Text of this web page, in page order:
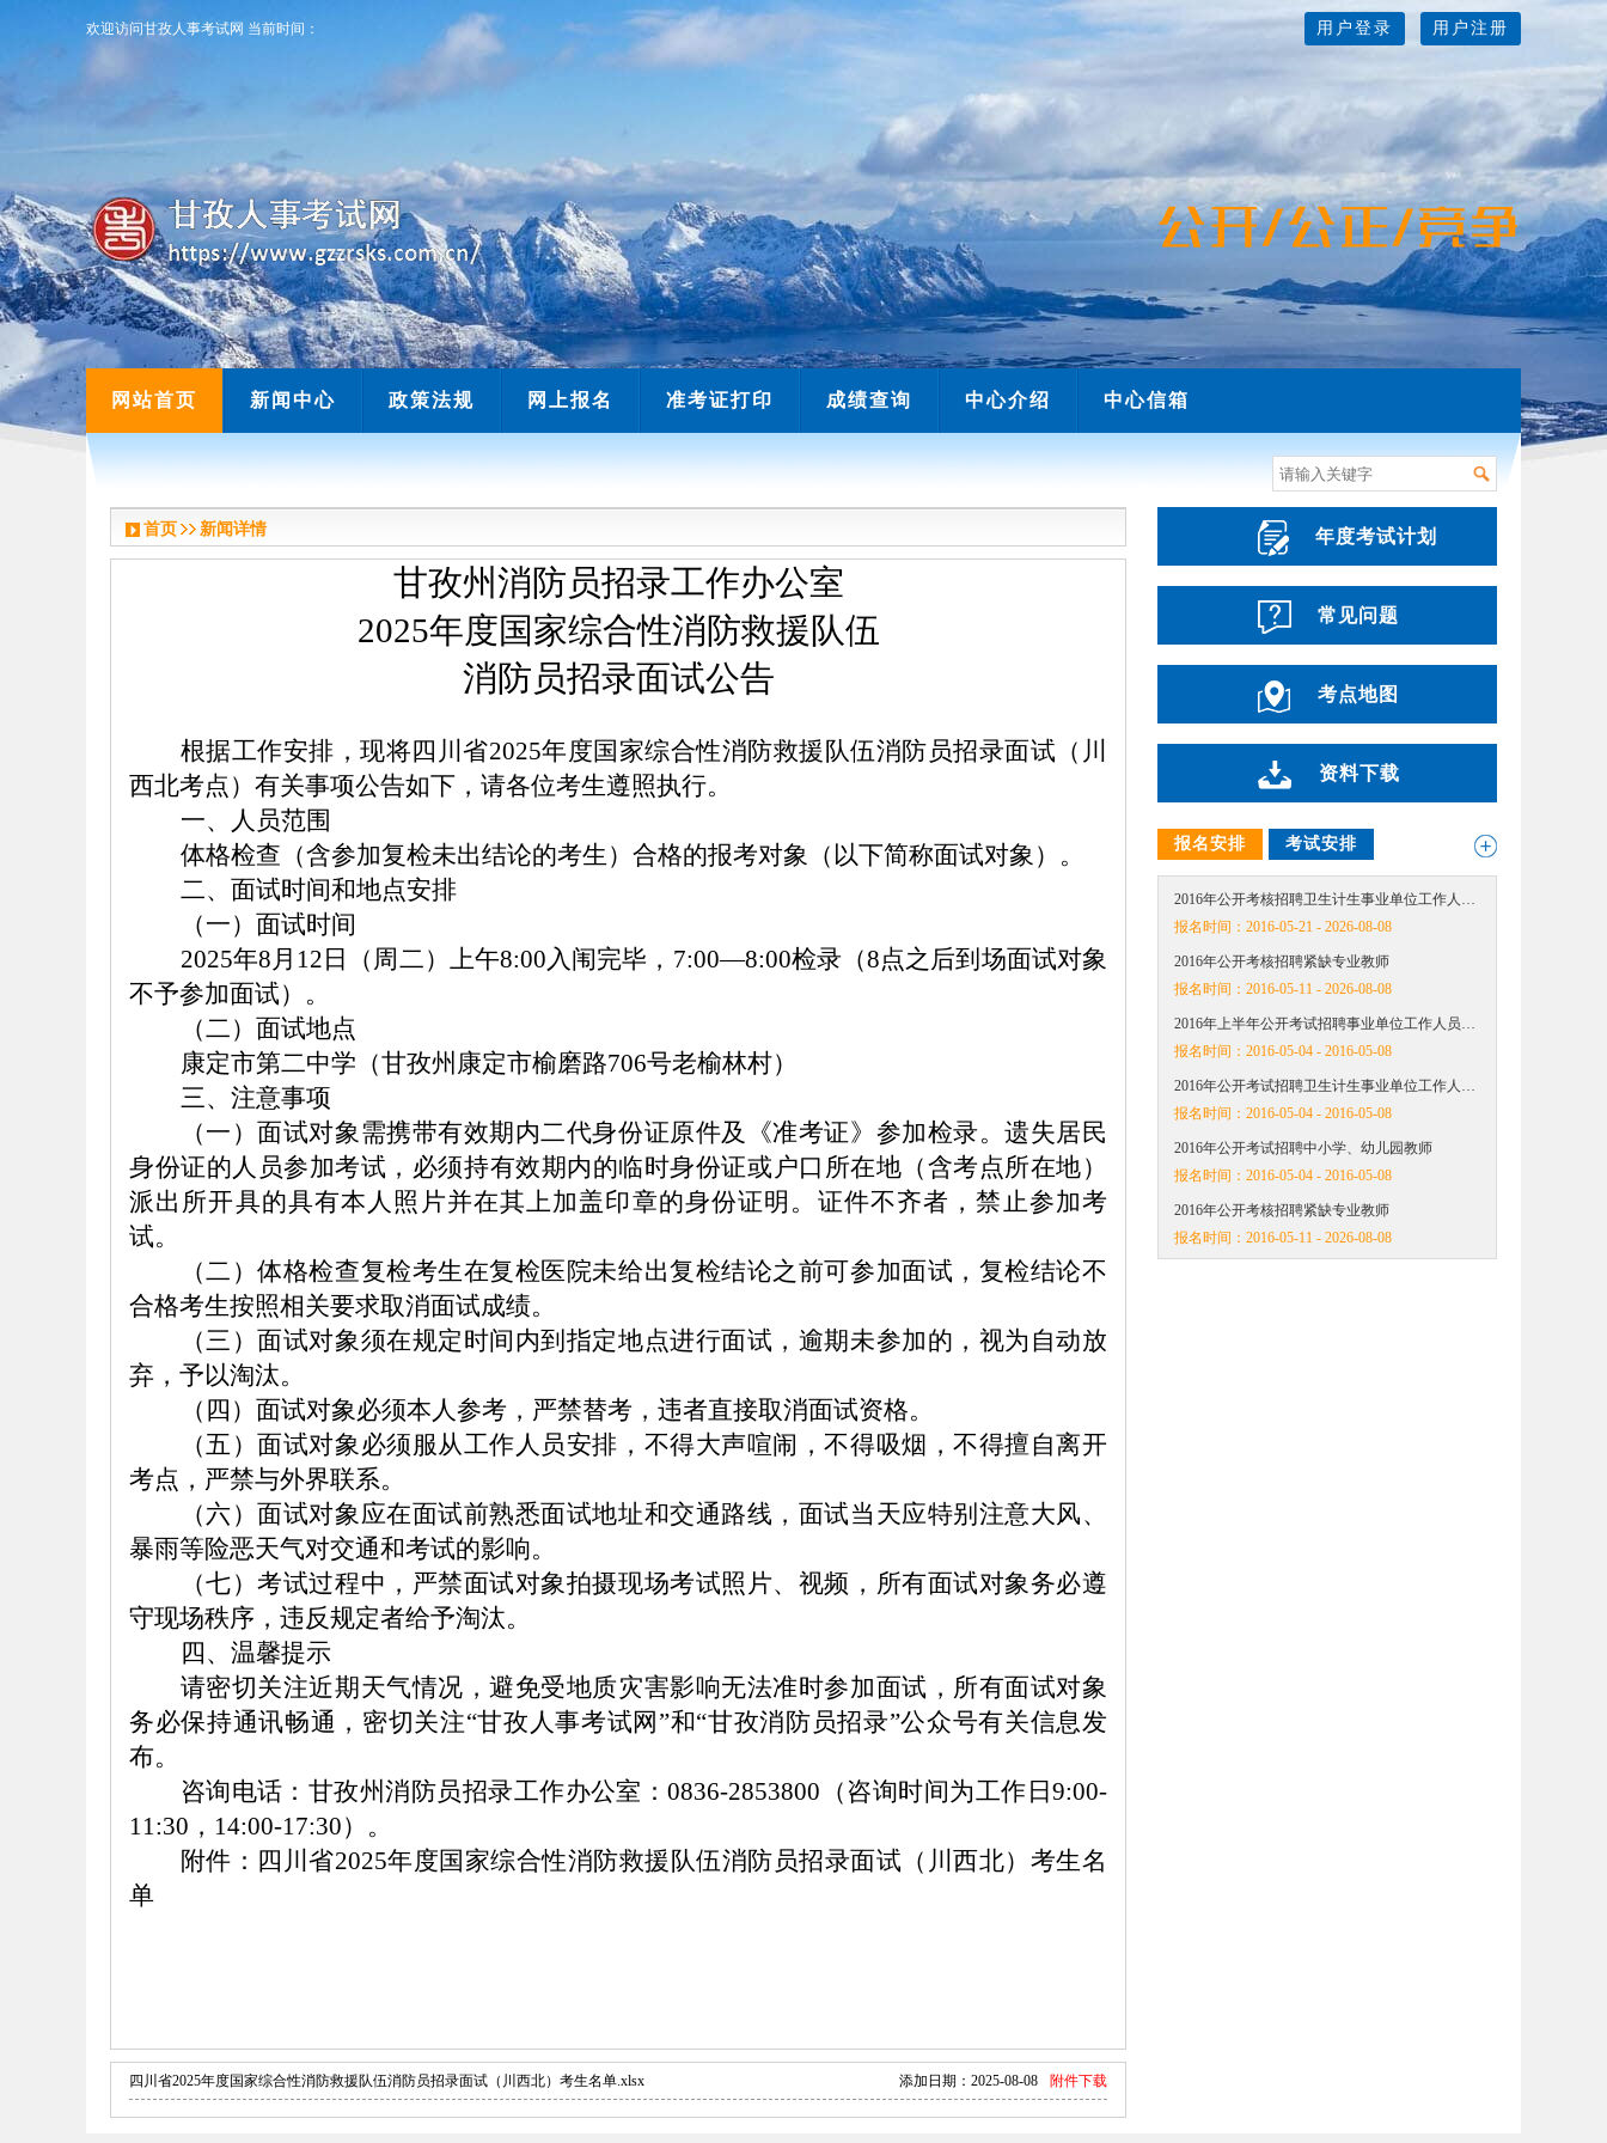
欢迎访问甘孜人事考试网 当前时间： 用户登录 用户注册
网站首页 新闻中心 政策法规 网上报名 准考证打印 成绩查询 中心介绍 中心信箱
欢迎访问甘孜人事考试网 当前时间：
首页 新闻详情
甘孜州消防员招录工作办公室
2025年度国家综合性消防救援队伍
消防员招录面试公告
根据工作安排，现将四川省2025年度国家综合性消防救援队伍消防员招录面试（川
西北考点）有关事项公告如下，请各位考生遵照执行。
一、
人员范围
体格检查（含参加复检未出结论的考生）合格的报考对象（以下简称面试对象）。
二、面试时间和地点安排
（一）面试时间
2025年8月12日（周二）上午8:00入闱完毕，7:00—8:00检录（8点之后到场面试对象
不予参加面试）。
（二）面试地点
康定市第二中学（甘孜州康定市榆磨路706号老榆林村）
三、注意事项
（一）面试对象需携带有效期内二代身份证原件及《准考证》参加检录。遗失居民
身份证的人员参加考试，必须持有效期内的临时身份证或户口所在地（含考点所在地）
派出所开具的具有本人照片并在其上加盖印章的身份证明。证件不齐者，禁止参加考
试。
（二）体格检查复检考生在复检医院未给出复检结论之前可参加面试，复检结论不
合格考生按照相关要求取消面试成绩。
（三）面试对象须在规定时间内到指定地点进行面试，逾期未参加的，视为自动放
弃，予以淘汰。
（四）面试对象必须本人参考，严禁替考，违者直接取消面试资格。
（五）面试对象必须服从工作人员安排，不得大声喧闹，不得吸烟，不得擅自离开
考点，严禁与外界联系。
（六）面试对象应在面试前熟悉面试地址和交通路线，面试当天应特别注意大风、
暴雨等险恶天气对交通和考试的影响。
（七）考试过程中，严禁面试对象拍摄现场考试照片、视频，所有面试对象务必遵
守现场秩序，违反规定者给予淘汰。
四、温馨提示
请密切关注近期天气情况，避免受地质灾害影响无法准时参加面试，所有面试对象
务必保持通讯畅通，密切关注“甘孜人事考试网”和“甘孜消防员招录”公众号有关信息发
布。
咨询电话：甘孜州消防员招录工作办公室：0836-2853800（咨询时间为工作日9:00-
11:30，14:00-17:30）。
附件：四川省2025年度国家综合性消防救援队伍消防员招录面试（川西北）考生名
单
四川省2025年度国家综合性消防救援队伍消防员招录面试（川西北）考生名单.xlsx 添加日期： 2025-08-08 附件下载
年度考试计划
常见问题
考点地图
资料下载
报名安排 考试安排
2016年公开考核招聘卫生计生事业单位工作人…
报名时间： 2016-05-21 - 2026-08-08
2016年公开考核招聘紧缺专业教师
报名时间： 2016-05-11 - 2026-08-08
2016年上半年公开考试招聘事业单位工作人员…
报名时间： 2016-05-04 - 2016-05-08
2016年公开考试招聘卫生计生事业单位工作人…
报名时间： 2016-05-04 - 2016-05-08
2016年公开考试招聘中小学、幼儿园教师
报名时间： 2016-05-04 - 2016-05-08
2016年公开考核招聘紧缺专业教师
报名时间： 2016-05-11 - 2026-08-08